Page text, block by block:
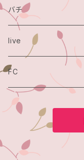
バチ
live
FC